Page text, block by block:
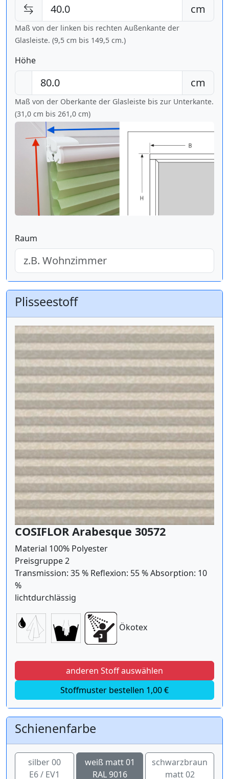
cm
Maß von der linken bis rechten Außenkante der
Glasleiste. (9,5 cm bis 149,5 cm.)
Höhe
cm
Maß von der Oberkante der Glasleiste bis zur Unterkante.
(31,0 cm bis 261,0 cm)
Raum
Plisseestoff
COSIFLOR Arabesque 30572
Material 100% Polyester
Preisgruppe 2
Transmission: 35 % Reflexion: 55 % Absorption: 10
%
lichtdurchlässig
Ökotex
anderen Stoff auswählen
Stoffmuster bestellen 1,00 €
Schienenfarbe
silber 00
E6 / EV1
weiß matt 01
RAL 9016
schwarzbraun
matt 02